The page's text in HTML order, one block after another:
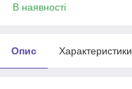
В наявності
Опис Характеристики